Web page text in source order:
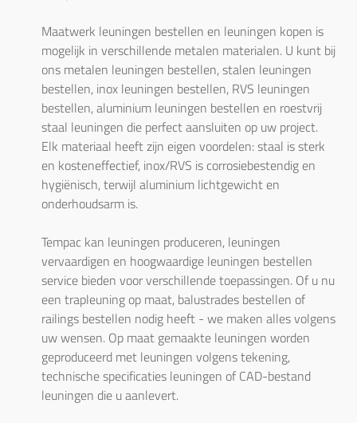
Maatwerk leuningen bestellen en leuningen kopen is
mogelijk in verschillende metalen materialen. U kunt bij
ons metalen leuningen bestellen, stalen leuningen
bestellen, inox leuningen bestellen, RVS leuningen
bestellen, aluminium leuningen bestellen en roestvrij
staal leuningen die perfect aansluiten op uw project.
Elk materiaal heeft zijn eigen voordelen: staal is sterk
en kosteneffectief, inox/RVS is corrosiebestendig en
hygiënisch, terwijl aluminium lichtgewicht en
onderhoudsarm is.
Tempac kan leuningen produceren, leuningen
vervaardigen en hoogwaardige leuningen bestellen
service bieden voor verschillende toepassingen. Of u nu
een trapleuning op maat, balustrades bestellen of
railings bestellen nodig heeft - we maken alles volgens
uw wensen. Op maat gemaakte leuningen worden
geproduceerd met leuningen volgens tekening,
technische specificaties leuningen of CAD-bestand
leuningen die u aanlevert.